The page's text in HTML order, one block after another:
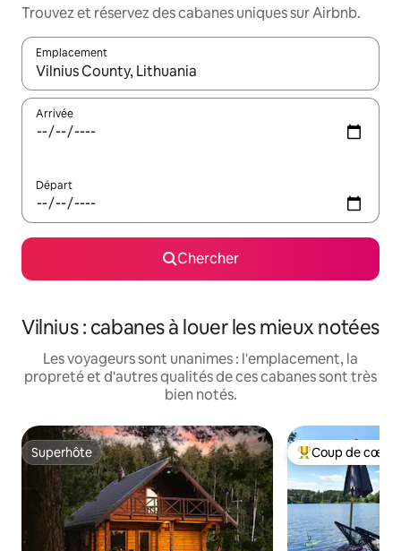
Trouvez et réservez des cabanes uniques sur Airbnb.
Emplacement
Quand les résultats sont affichés, parcourez-les en utilisant
Arrivée
Départ
Chercher
Vilnius : cabanes à louer les mieux notées
Les voyageurs sont unanimes : l'emplacement, la
propreté et d'autres qualités de ces cabanes sont très
bien notés.
Superhôte
Superhôte Coup de cœur
Coup de cœur